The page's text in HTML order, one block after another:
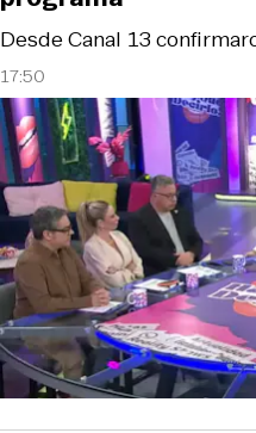
17:50
Desde Canal 13